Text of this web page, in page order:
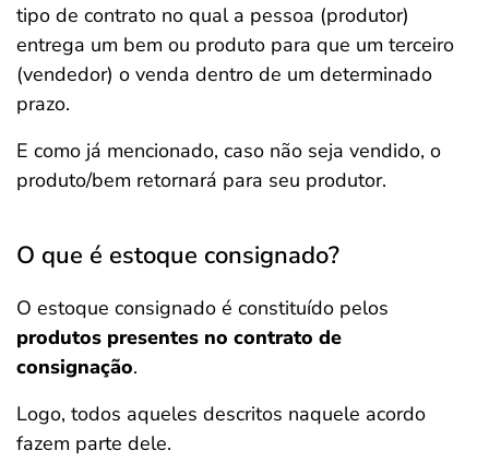
tipo de contrato no qual a pessoa (produtor)
entrega um bem ou produto para que um terceiro
(vendedor) o venda dentro de um determinado
prazo.
E como já mencionado, caso não seja vendido, o
produto/bem retornará para seu produtor.
O que é estoque consignado?
O estoque consignado é constituído pelos
produtos presentes no contrato de
consignação.
Logo, todos aqueles descritos naquele acordo
fazem parte dele.